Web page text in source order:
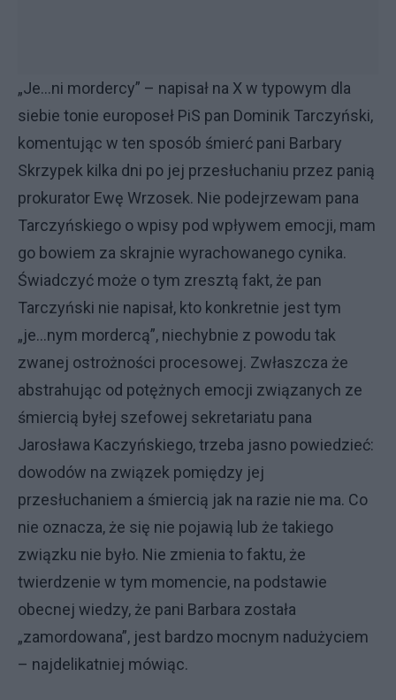
„Je...ni mordercy” – napisał na X w typowym dla
siebie tonie europoseł PiS pan Dominik Tarczyński,
komentując w ten sposób śmierć pani Barbary
Skrzypek kilka dni po jej przesłuchaniu przez panią
prokurator Ewę Wrzosek. Nie podejrzewam pana
Tarczyńskiego o wpisy pod wpływem emocji, mam
go bowiem za skrajnie wyrachowanego cynika.
Świadczyć może o tym zresztą fakt, że pan
Tarczyński nie napisał, kto konkretnie jest tym
„je...nym mordercą”, niechybnie z powodu tak
zwanej ostrożności procesowej. Zwłaszcza że
abstrahując od potężnych emocji związanych ze
śmiercią byłej szefowej sekretariatu pana
Jarosława Kaczyńskiego, trzeba jasno powiedzieć:
dowodów na związek pomiędzy jej
przesłuchaniem a śmiercią jak na razie nie ma. Co
nie oznacza, że się nie pojawią lub że takiego
związku nie było. Nie zmienia to faktu, że
twierdzenie w tym momencie, na podstawie
obecnej wiedzy, że pani Barbara została
„zamordowana”, jest bardzo mocnym nadużyciem
– najdelikatniej mówiąc.